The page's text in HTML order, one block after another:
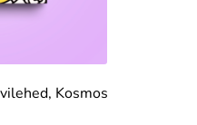
Kosmos